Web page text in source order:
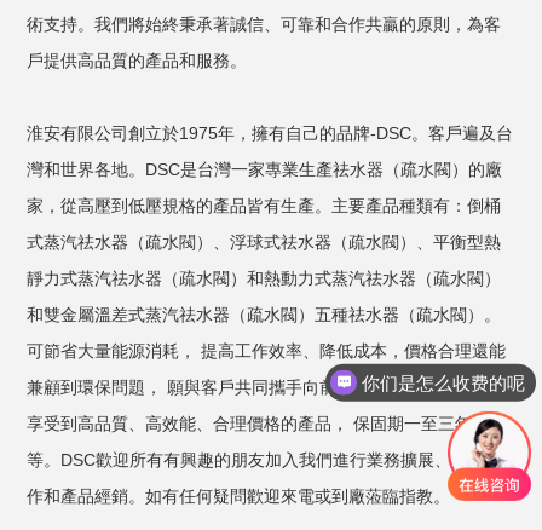
術支持。我們將始終秉承著誠信、可靠和合作共贏的原則，為客
戶提供高品質的產品和服務。
淮安有限公司創立於1975年，擁有自己的品牌-DSC。客戶遍及台
灣和世界各地。DSC是台灣一家專業生產祛水器（疏水閥）的廠
家，從高壓到低壓規格的產品皆有生產。主要產品種類有：倒桶
式蒸汽祛水器（疏水閥）、浮球式祛水器（疏水閥）、平衡型熱
靜力式蒸汽祛水器（疏水閥）和熱動力式蒸汽祛水器（疏水閥）
和雙金屬溫差式蒸汽祛水器（疏水閥）五種祛水器（疏水閥）。
可節省大量能源消耗， 提高工作效率、降低成本，價格合理還能
兼顧到環保問題， 願與客戶共同攜手向前大步邁進， 使各工廠能
享受到高品質、高效能、合理價格的產品， 保固期一至三年不
等。DSC歡迎所有有興趣的朋友加入我們進行業務擴展、技術合
作和產品經銷。如有任何疑問歡迎來電或到廠蒞臨指教。
你们是怎么收费的呢